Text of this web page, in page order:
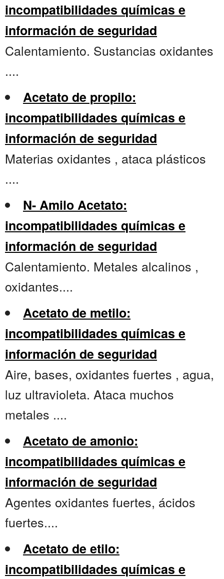
incompatibilidades químicas e
información de seguridad
Calentamiento. Sustancias oxidantes
....
Acetato de propilo:
incompatibilidades químicas e
información de seguridad
Materias oxidantes , ataca plásticos
....
N- Amilo Acetato:
incompatibilidades químicas e
información de seguridad
Calentamiento. Metales alcalinos ,
oxidantes....
Acetato de metilo:
incompatibilidades químicas e
información de seguridad
Aire, bases, oxidantes fuertes , agua,
luz ultravioleta. Ataca muchos
metales ....
Acetato de amonio:
incompatibilidades químicas e
información de seguridad
Agentes oxidantes fuertes, ácidos
fuertes....
Acetato de etilo:
incompatibilidades químicas e